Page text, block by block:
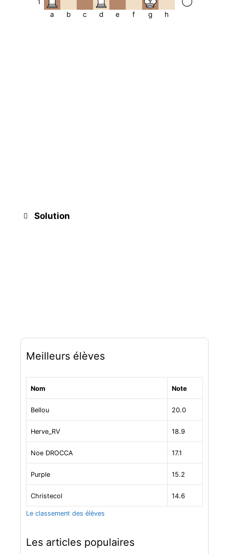
a
b c d e f g h
Solution
Meilleurs élèves
Nom Note
Bellou 20.0
Herve_RV 18.9
Noe DROCCA 17.1
Purple 15.2
Christecol 14.6
Le classement des élèves
Les articles populaires